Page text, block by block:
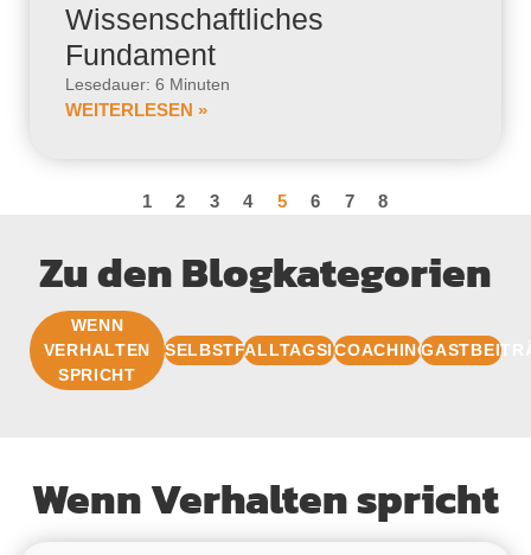
Wissenschaftliches
Fundament
Lesedauer: 6 Minuten
WEITERLESEN »
1 2 3 4 5 6 7 8
Zu den Blogkategorien
WENN
VERHALTEN
SPRICHT
SELBSTFÜHRUNGALLTAGSIMPULSECOACHINGBASIS
Wenn Verhalten spricht